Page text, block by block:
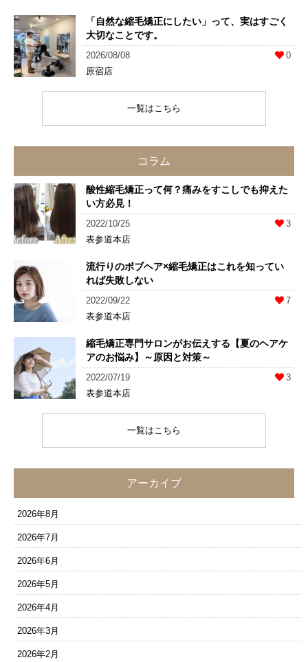
「自然な縮毛矯正にしたい」って、実はすごく
大切なことです。
2026/08/08
0
原宿店
一覧はこちら
コラム
酸性縮毛矯正って何？痛みをすこしでも抑えた
い方必見！
2022/10/25
3
表参道本店
流行りのボブヘア×縮毛矯正はこれを知ってい
れば失敗しない
2022/09/22
7
表参道本店
縮毛矯正専門サロンがお伝えする【夏のヘアケ
アのお悩み】～原因と対策～
2022/07/19
3
表参道本店
一覧はこちら
アーカイブ
2026年8月
2026年7月
2026年6月
2026年5月
2026年4月
2026年3月
2026年2月